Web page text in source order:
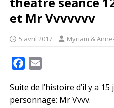
et Mr Vvvvvvv
5 avril 2017 Myriam &
c
e
a
i
Suite de l’histoire d’il y a
personnage: Mr Vvvv.